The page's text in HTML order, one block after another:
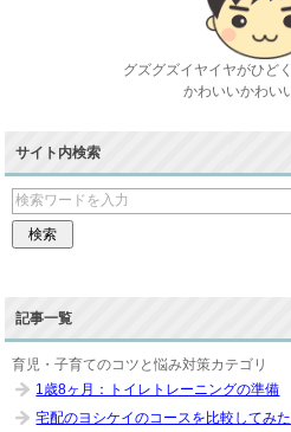
グズグズイヤイヤがひど
かわいいかわい
サイト内検索
記事一覧
育児・子育てのコツと悩み対策カテゴリ
1歳8ヶ月：トイレトレーニングの準備
宅配のヨシケイのコースを比較してみた